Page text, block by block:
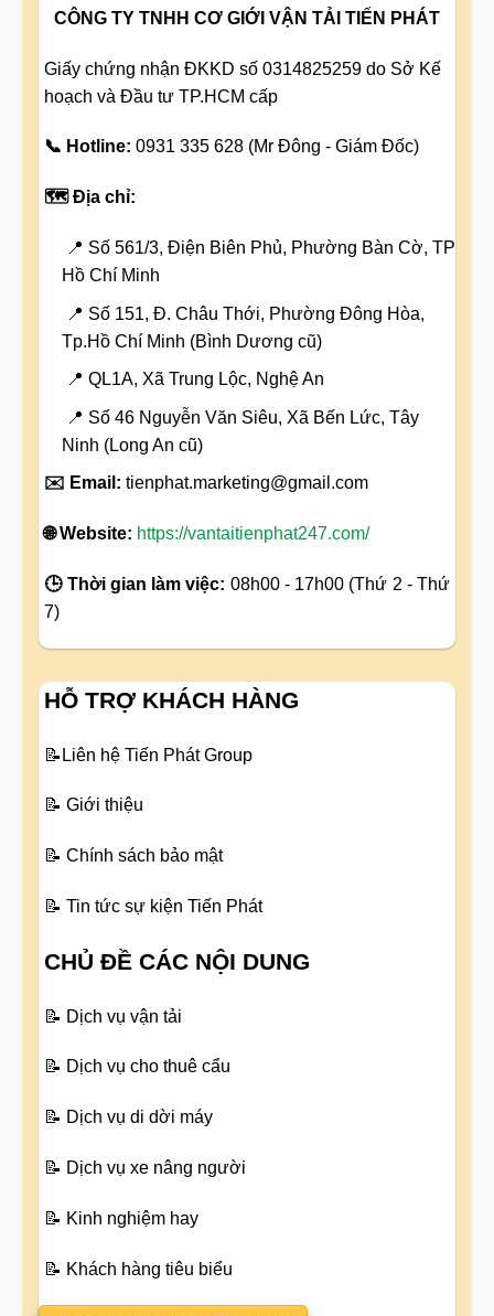
CÔNG TY TNHH CƠ GIỚI VẬN TẢI TIẾN PHÁT
Giấy chứng nhận ĐKKD số 0314825259 do Sở Kế
hoạch và Đầu tư TP.HCM cấp
📞 Hotline: 0931 335 628 (Mr Đông - Giám Đốc)
🗺️ Địa chỉ:
📍 Số 561/3, Điện Biên Phủ, Phường Bàn Cờ, TP
Hồ Chí Minh
📍 Số 151, Đ. Châu Thới, Phường Đông Hòa,
Tp.Hồ Chí Minh (Bình Dương cũ)
📍 QL1A, Xã Trung Lộc, Nghệ An
📍 Số 46 Nguyễn Văn Siêu, Xã Bến Lức, Tây
Ninh (Long An cũ)
✉️ Email: tienphat.marketing@gmail.com
🌐 Website: https://vantaitienphat247.com/
🕒 Thời gian làm việc: 08h00 - 17h00 (Thứ 2 - Thứ
7)
HỖ TRỢ KHÁCH HÀNG
📝 Liên hệ Tiến Phát Group
📝 Giới thiệu
📝 Chính sách bảo mật
📝 Tin tức sự kiện Tiến Phát
CHỦ ĐỀ CÁC NỘI DUNG
📝 Dịch vụ vận tải
📝 Dịch vụ cho thuê cẩu
📝 Dịch vụ di dời máy
📝 Dịch vụ xe nâng người
📝 Kinh nghiệm hay
📝 Khách hàng tiêu biểu